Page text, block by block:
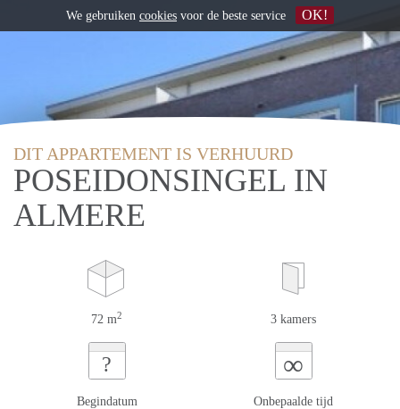
DIT APPARTEMENT IS VERHUURD
POSEIDONSINGEL IN
ALMERE
72 m2 3 kamers
?
Begindatum
∞
Onbepaalde tijd
We gebruiken cookies voor de beste service OK!